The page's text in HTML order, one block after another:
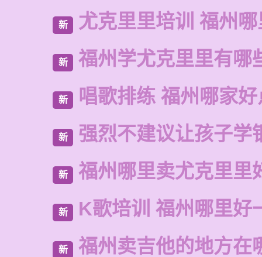
新 尤克里里培训 福州
新 福州学尤克里里有哪
新 唱歌排练 福州哪家
新 强烈不建议让孩子学
新 福州哪里卖尤克里里
新 K歌培训 福州哪里好
新 福州卖吉他的地方在